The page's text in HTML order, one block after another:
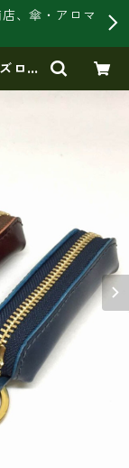
、傘・アロマ
ロン